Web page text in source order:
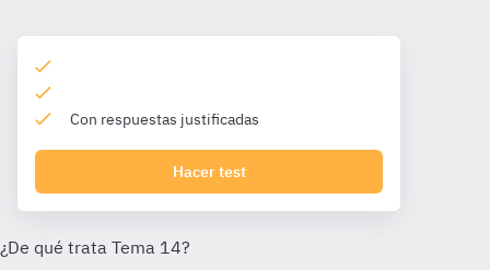
Con respuestas justificadas
Hacer test